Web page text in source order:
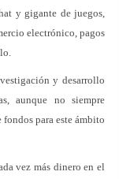
y gigante de juegos,
electrónico, pagos
y desarrollo
aunque no siempre
para este ámbito
vez más dinero en el